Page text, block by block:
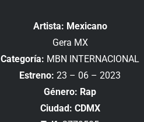
Artista: Mexicano
Gera MX
Categoría: MBN INTERNACIONAL
Estreno: 23 – 06 – 2023
Género: Rap
Ciudad: CDMX